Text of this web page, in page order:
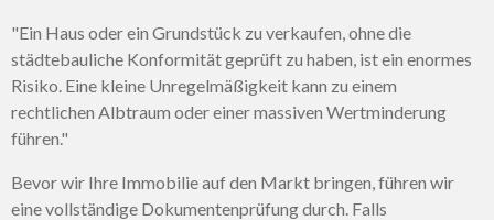
"Ein Haus oder ein Grundstück zu verkaufen, ohne die
städtebauliche Konformität geprüft zu haben, ist ein enormes
Risiko. Eine kleine Unregelmäßigkeit kann zu einem
rechtlichen Albtraum oder einer massiven Wertminderung
führen."
Bevor wir Ihre Immobilie auf den Markt bringen, führen wir
eine vollständige Dokumentenprüfung durch. Falls